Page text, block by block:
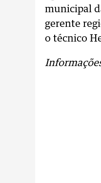
municipal
gerente
o técnico